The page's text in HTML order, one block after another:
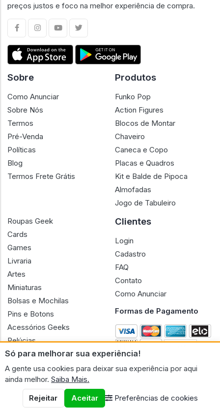
Só para melhorar sua experiência!
A gente usa cookies para deixar sua experiência por aqui
ainda melhor. Saiba Mais.
Rejeitar
Aceitar Preferências de cookies
preços justos e foco na melhor experiência de compra.
Sobre
Como Anunciar
Sobre Nós
Termos
Pré-Venda
Políticas
Blog
Termos Frete Grátis
Produtos
Funko Pop
Action Figures
Blocos de Montar
Chaveiro
Caneca e Copo
Placas e Quadros
Kit e Balde de Pipoca
Almofadas
Jogo de Tabuleiro
Roupas Geek
Cards
Games
Livraria
Artes
Miniaturas
Bolsas e Mochilas
Pins e Botons
Acessórios Geeks
Pelúcias
Bonecas
Clientes
Login
Cadastro
FAQ
Contato
Como Anunciar
Formas de Pagamento